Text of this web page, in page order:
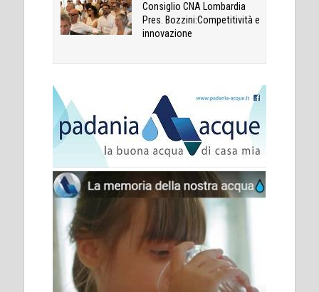
Consiglio CNA Lombardia
Pres. Bozzini:Competitività e
innovazione